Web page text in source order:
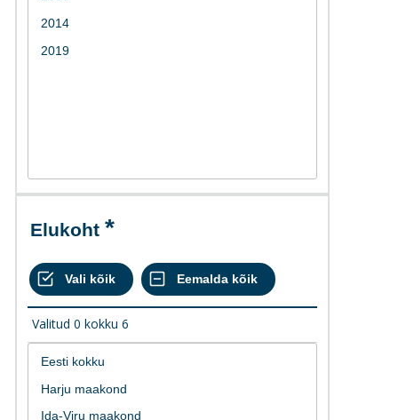
Elukoht
Valitud 0 kokku 6